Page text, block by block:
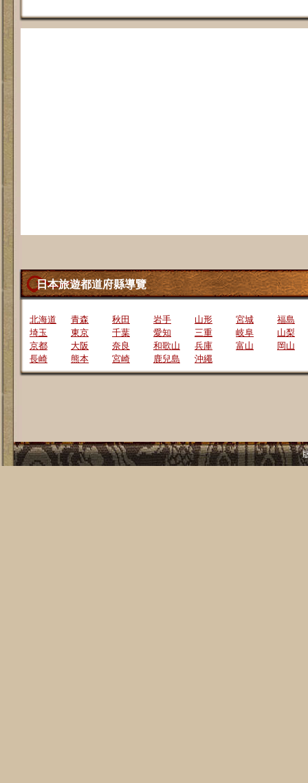
日本旅遊都道府縣導覽
北海道 青森 秋田 岩手 山形 宮城
福島
埼玉
東京 千葉 愛知 三重 岐阜
山梨
京都
大阪 奈良 和歌山 兵庫 富山
岡山
長崎
熊本 宮崎 鹿兒島 沖繩